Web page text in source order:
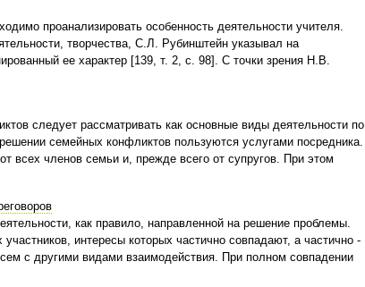
проанализировать особенность деятельности учителя.
творчества, С.Л. Рубинштейн указывал на
ее характер [139, т. 2, с. 98]. С точки зрения Н.В.
следует рассматривать как основные виды деятельности по
семейных конфликтов пользуются услугами посредника.
всех членов семьи и, прежде всего от супругов. При этом
как правило, направленной на решение проблемы.
интересы которых частично совпадают, а частично -
с другими видами взаимодействия. При полном совпадении